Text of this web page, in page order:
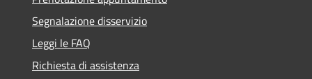
Segnalazione disservizio
Leggi le FAQ
Richiesta di assistenza